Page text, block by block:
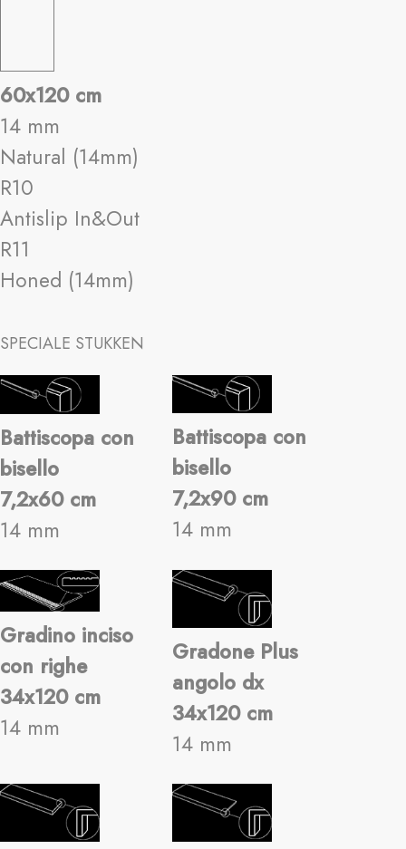
60x120 cm
14 mm
Natural (14mm)
R10
Antislip In&Out
R11
Honed (14mm)
SPECIALE STUKKEN
Battiscopa con
bisello
7,2x60 cm
14 mm
Battiscopa con
bisello
7,2x90 cm
14 mm
Gradino inciso
con righe
34x120 cm
14 mm
Gradone Plus
angolo dx
34x120 cm
14 mm